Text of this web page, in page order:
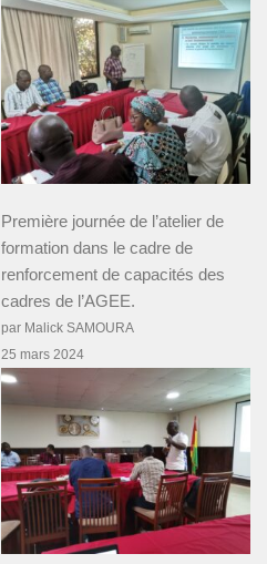
Première journée de l’atelier de
formation dans le cadre de
renforcement de capacités des
cadres de l’AGEE.
par Malick SAMOURA
25 mars 2024